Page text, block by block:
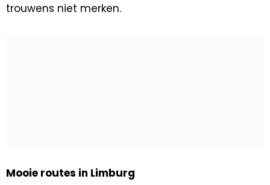
trouwens niet merken.
Mooie routes in Limburg